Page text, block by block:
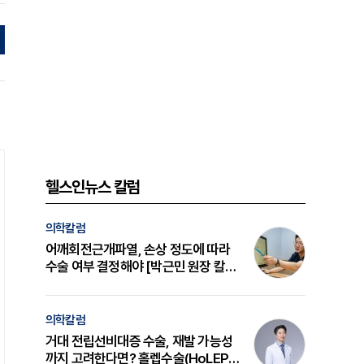
헬스인뉴스 칼럼
의학칼럼
어깨회전근개파열, 손상 정도에 따라
수술 여부 결정해야 [박근민 원장 칼
의학칼럼
거대 전립선비대증 수술, 재발 가능성
까지 고려한다면? 홀렙수술(HoLEP)